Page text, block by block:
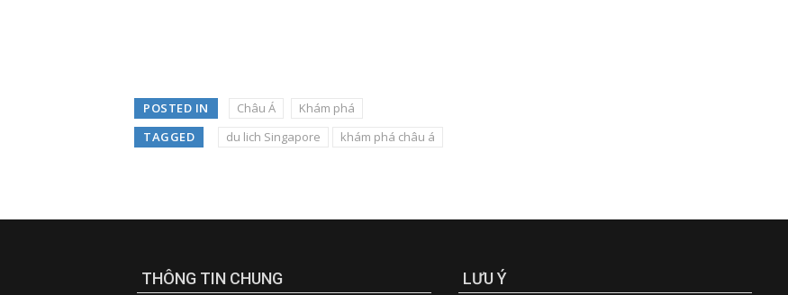
POSTED IN Châu Á
Khám phá
TAGGED
du lich Singapore khám phá châu á
THÔNG TIN CHUNG LƯU Ý